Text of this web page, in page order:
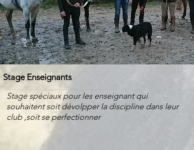
Stage Enseignants
Stage spéciaux pour les enseignant qui
souhaitent soit dévolpper la discipline dans leur
club ,soit se perfectionner